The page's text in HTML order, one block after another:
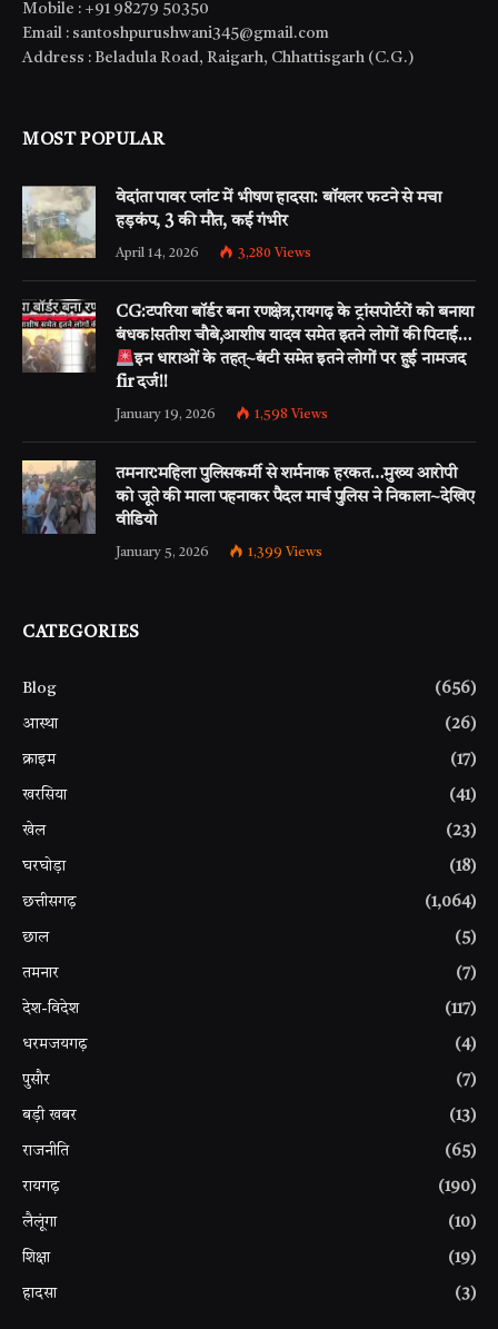
Mobile : +91 98279 50350
Email : santoshpurushwani345@gmail.com
Address : Beladula Road, Raigarh, Chhattisgarh (C.G.)
MOST POPULAR
वेदांता पावर प्लांट में भीषण हादसा: बॉयलर फटने से मचा
हड़कंप, 3 की मौत, कई गंभीर
April 14, 2026 3,280 Views
CG:टपरिया बॉर्डर बना रणक्षेत्र,रायगढ़ के ट्रांसपोर्टरों को बनाया
बंधक!सतीश चौबे,आशीष यादव समेत इतने लोगों की पिटाई…
इन धाराओं के तहत्~बंटी समेत इतने लोगों पर हुई नामजद
fir दर्ज!!
January 19, 2026 1,598 Views
तमनार:महिला पुलिसकर्मी से शर्मनाक हरकत…मुख्य आरोपी
को जूते की माला पहनाकर पैदल मार्च पुलिस ने निकाला~देखिए
वीडियो
January 5, 2026 1,399 Views
CATEGORIES
Blog (656)
आस्था (26)
क्राइम (17)
खरसिया (41)
खेल (23)
घरघोड़ा (18)
छत्तीसगढ़ (1,064)
छाल (5)
तमनार (7)
देश-विदेश (117)
धरमजयगढ़ (4)
पुसौर (7)
बड़ी खबर (13)
राजनीति (65)
रायगढ़ (190)
लैलूंगा (10)
शिक्षा (19)
हादसा (3)